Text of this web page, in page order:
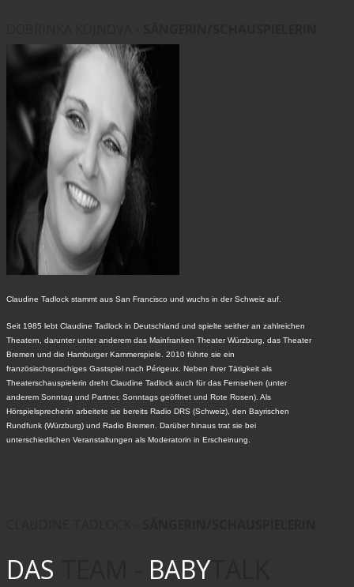
Claudine Tadlock stammt aus San Francisco und wuchs in der Schweiz auf.
Seit 1985 lebt Claudine Tadlock in Deutschland und spielte seither an zahlreichen
Theatern, darunter unter anderem das Mainfranken Theater Würzburg, das Theater
Bremen und die Hamburger Kammerspiele. 2010 führte sie ein
französischsprachiges Gastspiel nach Périgeux. Neben ihrer Tätigkeit als
Theaterschauspielerin dreht Claudine Tadlock auch für das Fernsehen (unter
anderem Sonntag und Partner, Sonntags geöffnet und Rote Rosen). Als
Hörspielsprecherin arbeitete sie bereits Radio DRS (Schweiz), den Bayrischen
Rundfunk (Würzburg) und Radio Bremen. Darüber hinaus trat sie bei
unterschiedlichen Veranstaltungen als Moderatorin in Erscheinung.
DAS BABY